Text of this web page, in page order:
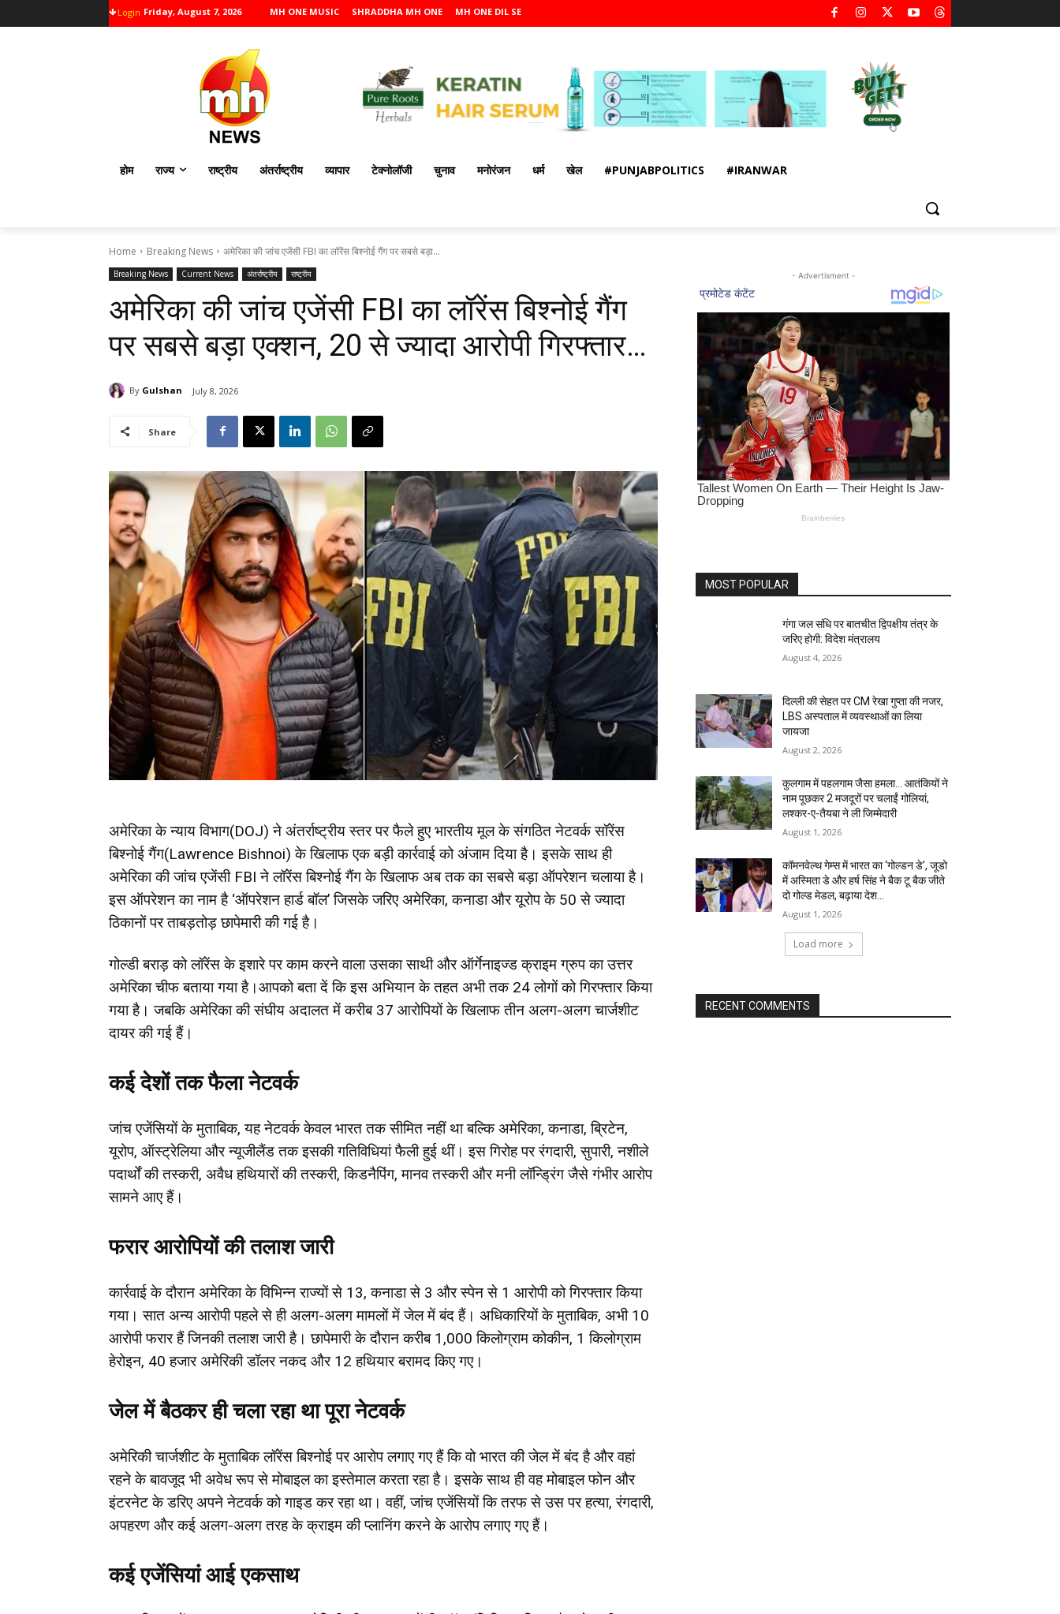
Login Friday, August 7, 2026 MH ONE MUSIC SHRADDHA MH ONE MH ONE DIL SE
होम राज्य राष्ट्रीय अंतर्राष्ट्रीय व्यापार टेक्नोलॉजी चुनाव मनोरंजन धर्म खेल #PUNJABPOLITICS #IRANWAR
Home Breaking News अमेरिका की जांच एजेंसी FBI का लॉरेंस बिश्नोई गैंग पर सबसे बड़ा...
Breaking News Current News अंतर्राष्ट्रीय राष्ट्रीय
अमेरिका की जांच एजेंसी FBI का लॉरेंस बिश्नोई गैंग
पर सबसे बड़ा एक्शन, 20 से ज्यादा आरोपी गिरफ्तार…
By Gulshan July 8, 2026
Share
अमेरिका के न्याय विभाग(DOJ) ने अंतर्राष्ट्रीय स्तर पर फैले हुए भारतीय मूल के संगठित नेटवर्क सॉरेंस
बिश्नोई गैंग(Lawrence Bishnoi) के खिलाफ एक बड़ी कार्रवाई को अंजाम दिया है। इसके साथ ही
अमेरिका की जांच एजेंसी FBI ने लॉरेंस बिश्नोई गैंग के खिलाफ अब तक का सबसे बड़ा ऑपरेशन चलाया है।
इस ऑपरेशन का नाम है ‘ऑपरेशन हार्ड बॉल’ जिसके जरिए अमेरिका, कनाडा और यूरोप के 50 से ज्यादा
ठिकानों पर ताबड़तोड़ छापेमारी की गई है।
गोल्डी बराड़ को लॉरेंस के इशारे पर काम करने वाला उसका साथी और ऑर्गेनाइज्ड क्राइम ग्रुप का उत्तर
अमेरिका चीफ बताया गया है।आपको बता दें कि इस अभियान के तहत अभी तक 24 लोगों को गिरफ्तार किया
गया है। जबकि अमेरिका की संघीय अदालत में करीब 37 आरोपियों के खिलाफ तीन अलग-अलग चार्जशीट
दायर की गई हैं।
कई देशों तक फैला नेटवर्क
जांच एजेंसियों के मुताबिक, यह नेटवर्क केवल भारत तक सीमित नहीं था बल्कि अमेरिका, कनाडा, ब्रिटेन,
यूरोप, ऑस्ट्रेलिया और न्यूजीलैंड तक इसकी गतिविधियां फैली हुई थीं। इस गिरोह पर रंगदारी, सुपारी, नशीले
पदार्थों की तस्करी, अवैध हथियारों की तस्करी, किडनैपिंग, मानव तस्करी और मनी लॉन्ड्रिंग जैसे गंभीर आरोप
सामने आए हैं।
फरार आरोपियों की तलाश जारी
कार्रवाई के दौरान अमेरिका के विभिन्न राज्यों से 13, कनाडा से 3 और स्पेन से 1 आरोपी को गिरफ्तार किया
गया। सात अन्य आरोपी पहले से ही अलग-अलग मामलों में जेल में बंद हैं। अधिकारियों के मुताबिक, अभी 10
आरोपी फरार हैं जिनकी तलाश जारी है। छापेमारी के दौरान करीब 1,000 किलोग्राम कोकीन, 1 किलोग्राम
हेरोइन, 40 हजार अमेरिकी डॉलर नकद और 12 हथियार बरामद किए गए।
जेल में बैठकर ही चला रहा था पूरा नेटवर्क
अमेरिकी चार्जशीट के मुताबिक लॉरेंस बिश्नोई पर आरोप लगाए गए हैं कि वो भारत की जेल में बंद है और वहां
रहने के बावजूद भी अवेध रूप से मोबाइल का इस्तेमाल करता रहा है। इसके साथ ही वह मोबाइल फोन और
इंटरनेट के डरिए अपने नेटवर्क को गाइड कर रहा था। वहीं, जांच एजेंसियों कि तरफ से उस पर हत्या, रंगदारी,
अपहरण और कई अलग-अलग तरह के क्राइम की प्लानिंग करने के आरोप लगाए गए हैं।
कई एजेंसियां आई एकसाथ
- Advertisment -
MOST POPULAR
गंगा जल संधि पर बातचीत द्विपक्षीय तंत्र के
जरिए होगी: विदेश मंत्रालय
August 4, 2026
दिल्ली की सेहत पर CM रेखा गुप्ता की नजर,
LBS अस्पताल में व्यवस्थाओं का लिया
जायजा
August 2, 2026
कुलगाम में पहलगाम जैसा हमला… आतंकियों ने
नाम पूछकर 2 मजदूरों पर चलाईं गोलियां,
लश्कर-ए-तैयबा ने ली जिम्मेदारी
August 1, 2026
कॉमनवेल्थ गेम्स में भारत का ‘गोल्डन डे’, जूडो
में अस्मिता डे और हर्ष सिंह ने बैक टू बैक जीते
दो गोल्ड मेडल, बढ़ाया देश...
August 1, 2026
Load more
RECENT COMMENTS